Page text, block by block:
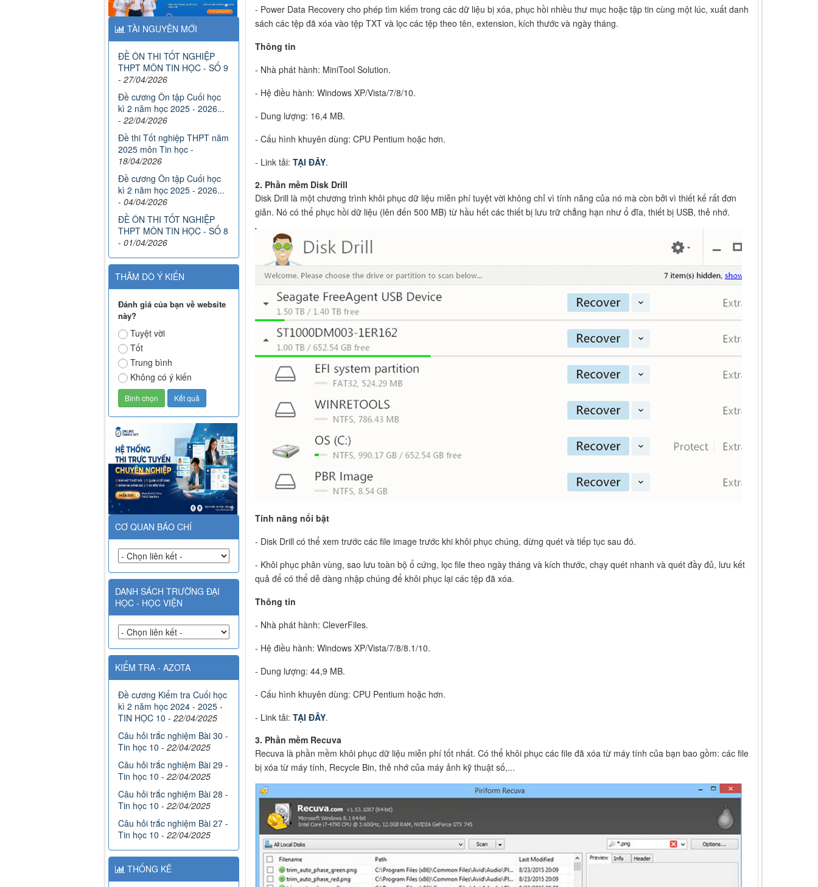
- Power Data Recovery cho phép tìm kiếm trong các dữ liệu bị xóa, phục hồi nhiều thư mục hoặc tập tin cùng một lúc, xuất danh
sách các tệp đã xóa vào tệp TXT và lọc các tệp theo tên, extension, kích thước và ngày tháng.
Thông tin
- Nhà phát hành: MiniTool Solution.
- Hệ điều hành: Windows XP/Vista/7/8/10.
- Dung lượng: 16,4 MB.
- Cấu hình khuyên dùng: CPU Pentium hoặc hơn.
- Link tải: TẠI ĐÂY.
2. Phần mềm Disk Drill
Disk Drill là một chương trình khôi phục dữ liệu miễn phí tuyệt vời không chỉ vì tính năng của nó mà còn bởi vì thiết kế rất đơn
giản. Nó có thể phục hồi dữ liệu (lên đến 500 MB) từ hầu hết các thiết bị lưu trữ chẳng hạn như ổ đĩa, thiết bị USB, thẻ nhớ.
Tính năng nổi bật
- Disk Drill có thể xem trước các file image trước khi khôi phục chúng, dừng quét và tiếp tục sau đó.
- Khôi phục phân vùng, sao lưu toàn bộ ổ cứng, lọc file theo ngày tháng và kích thước, chạy quét nhanh và quét đầy đủ, lưu kết
quả để có thể dễ dàng nhập chúng để khôi phục lại các tệp đã xóa.
Thông tin
- Nhà phát hành: CleverFiles.
- Hệ điều hành: Windows XP/Vista/7/8/8.1/10.
- Dung lượng: 44,9 MB.
- Cấu hình khuyên dùng: CPU Pentium hoặc hơn.
- Link tải: TẠI ĐÂY.
3. Phần mềm Recuva
Recuva là phần mềm khôi phục dữ liệu miễn phí tốt nhất. Có thể khôi phục các file đã xóa từ máy tính của bạn bao gồm: các file
bị xóa từ máy tính, Recycle Bin, thẻ nhớ của máy ảnh kỹ thuật số,...
TÀI NGUYÊN MỚI
ĐỀ ÔN THI TỐT NGHIỆP
THPT MÔN TIN HỌC - SỐ 9
- 27/04/2026
Đề cương Ôn tập Cuối học
kì 2 năm học 2025 - 2026...
- 22/04/2026
Đề thi Tốt nghiệp THPT năm
2025 môn Tin học -
18/04/2026
Đề cương Ôn tập Cuối học
kì 2 năm học 2025 - 2026...
- 04/04/2026
ĐỀ ÔN THI TỐT NGHIỆP
THPT MÔN TIN HỌC - SỐ 8
- 01/04/2026
THĂM DÒ Ý KIẾN
Đánh giá của bạn về website
này?
Tuyệt vời
Tốt
Trung bình
Không có ý kiến
CƠ QUAN BÁO CHÍ
DANH SÁCH TRƯỜNG ĐẠI
HỌC - HỌC VIỆN
KIỂM TRA - AZOTA
Đề cương Kiểm tra Cuối học
kì 2 năm học 2024 - 2025 -
TIN HỌC 10 - 22/04/2025
Câu hỏi trắc nghiệm Bài 30 -
Tin học 10 - 22/04/2025
Câu hỏi trắc nghiệm Bài 29 -
Tin học 10 - 22/04/2025
Câu hỏi trắc nghiệm Bài 28 -
Tin học 10 - 22/04/2025
Câu hỏi trắc nghiệm Bài 27 -
Tin học 10 - 22/04/2025
THỐNG KÊ